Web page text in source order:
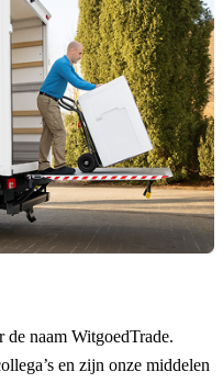
de naam WitgoedTrade.
en zijn onze middelen